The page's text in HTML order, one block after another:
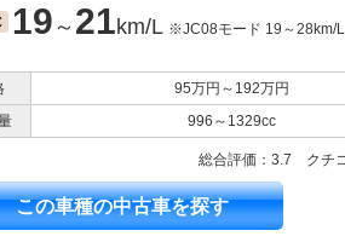
19 ～ 21km/L ※JC08モード 19～28km/L
95万円～192万円
996～1329cc
総合評価： 3.7 クチ
この車種の中古車を探す